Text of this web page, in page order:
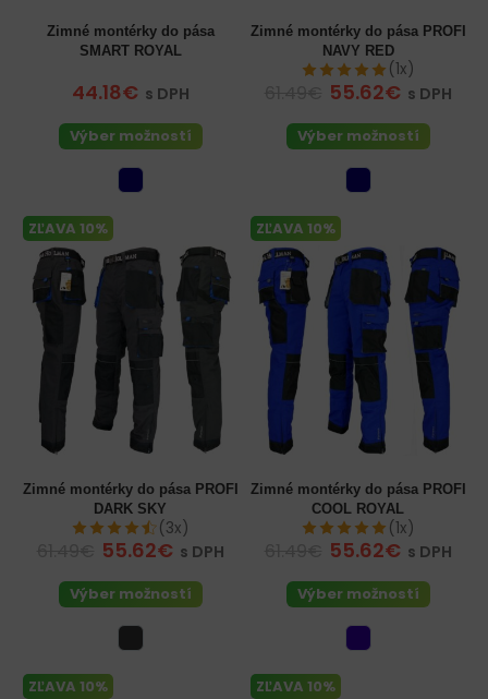
Zimné montérky do pása
SMART ROYAL
44.18€ s DPH
Výber možností
Zimné montérky do pása PROFI
NAVY RED
(1x)
55.62€ s DPH
Výber možností
ZĽAVA 10%
Zimné montérky do pása PROFI
DARK SKY
(3x)
55.62€ s DPH
Výber možností
ZĽAVA 10%
Zimné montérky do pása PROFI
COOL ROYAL
(1x)
55.62€ s DPH
Výber možností
ZĽAVA 10% ZĽAVA 10%